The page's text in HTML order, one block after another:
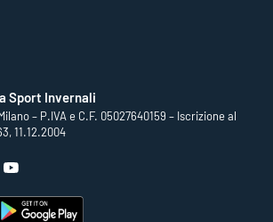
Sport Invernali
– P.IVA e C.F. 05027640159 – Iscrizione al
11.12.2004